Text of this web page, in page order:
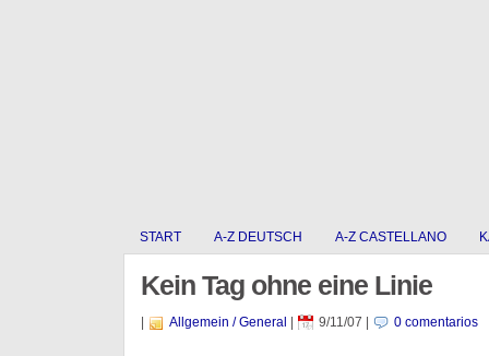
START A-Z DEUTSCH A-Z CASTELLANO
Kein Tag ohne eine Linie
Allgemein / General 9/11/07 0 comentarios